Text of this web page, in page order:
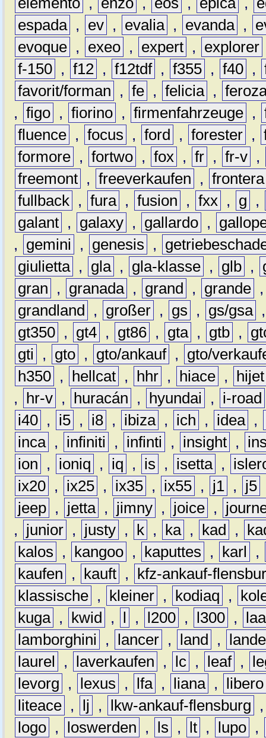
espada , ev , evalia , evanda ,
evoque , exeo , expert , explorer
f-150 , f12 , f12tdf , f355 , f40 ,
favorit/forman
, fe , felicia ,
, figo , fiorino , firmenfahrzeuge ,
fluence , focus , ford , forester ,
formore , fortwo , fox , fr , fr-v ,
freemont , freeverkaufen , frontera
fullback , fura , fusion , fxx , g
,
galant , galaxy , gallardo ,
,
gemini , genesis ,
giulietta , gla , gla-klasse , glb ,
gran
, granada , grand , grande
grandland
, großer , gs , gs/gsa
gt350 , gt4 , gt86 , gta , gtb ,
gti
, gto , gto/ankauf ,
gto/
h350 , hellcat , hhr , hiace ,
hijet
,
hr-v , huracán , hyundai ,
i-road
i40 , i5 , i8 , ibiza , ich , idea ,
inca , infiniti , infinti , insight ,
ion
, ioniq , iq , is , isetta ,
ix20 , ix25 , ix35 , ix55 , j1 , j5
jeep , jetta , jimny , joice ,
,
junior , justy , k , ka , kad ,
kalos
, kangoo , kaputtes , karl
,
kaufen
, kauft ,
kfz-ankauf-
klassische , kleiner , kodiaq ,
kuga , kwid , l , l200 , l300 ,
lamborghini
, lancer , land ,
laurel
, laverkaufen , lc , leaf ,
levorg
, lexus , lfa , liana ,
libero
liteace , lj , lkw-ankauf-flensburg
logo , loswerden , ls , lt , lupo ,